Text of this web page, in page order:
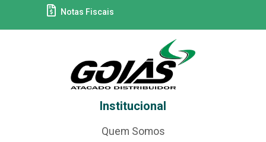
Notas Fiscais
Institucional
Quem Somos